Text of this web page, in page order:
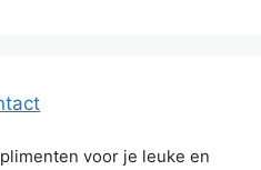
voor je leuke en